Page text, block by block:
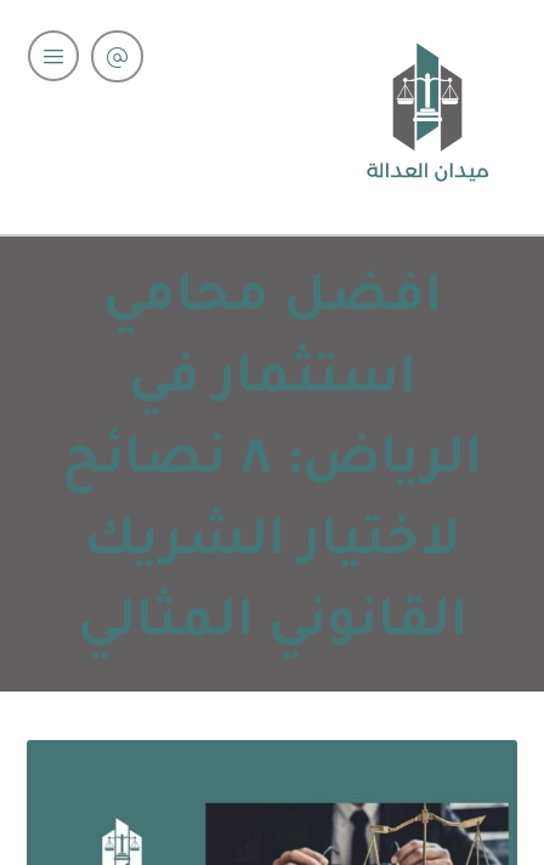
افضل محامي
استثمار في
الرياض: ٨ نصائح
لاختيار الشريك
القانوني المثالي